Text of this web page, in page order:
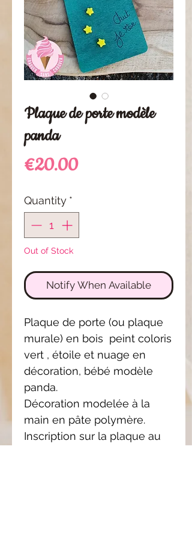
Plaque de porte modèle
panda
€20.00Price
Quantity *
Out of Stock
Notify When Available
Plaque de porte (ou plaque
murale) en bois peint coloris
vert , étoile et nuage en
décoration, bébé modèle
panda.
Décoration modelée à la
main en pâte polymère.
Inscription sur la plaque au